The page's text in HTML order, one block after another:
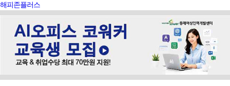
해피존플러스